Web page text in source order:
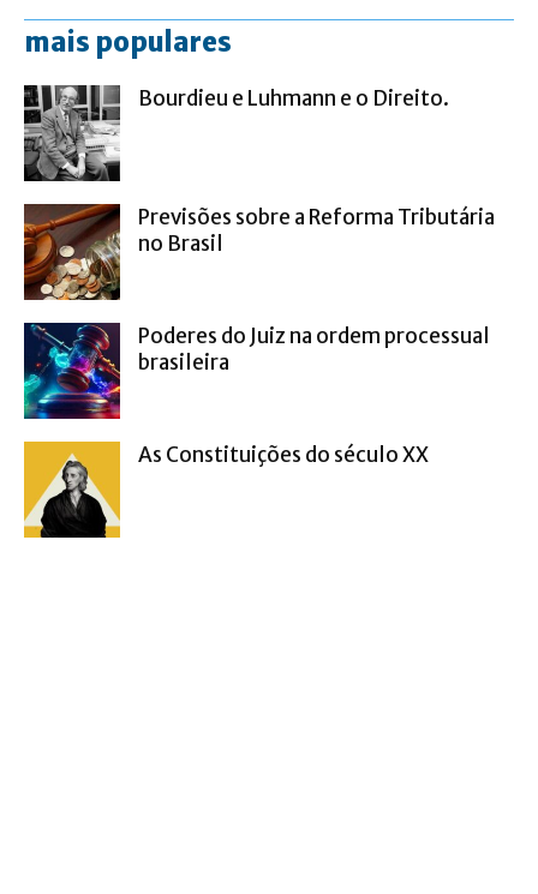
mais populares
Bourdieu e Luhmann e o Direito.
Previsões sobre a Reforma Tributária
no Brasil
Poderes do Juiz na ordem processual
brasileira
As Constituições do século XX